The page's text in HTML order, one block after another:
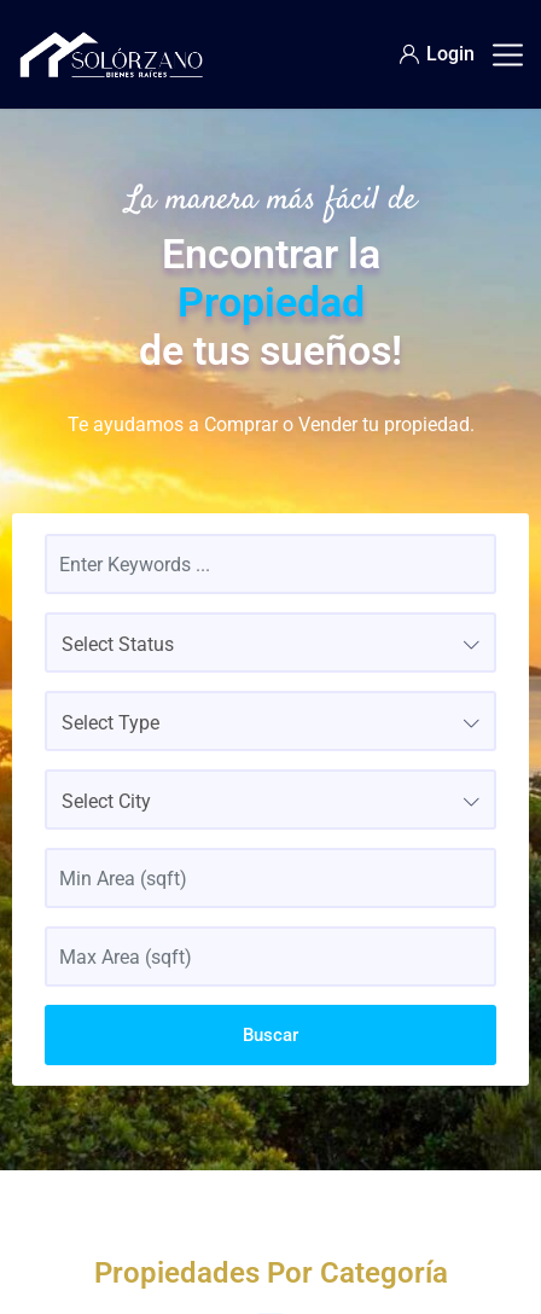
Login
La manera más fácil de
Encontrar la
Propiedad
de tus sueños!
Te ayudamos a Comprar o Vender tu propiedad.
Select Status
Select Type
Select City
Buscar
Propiedades Por Categoría